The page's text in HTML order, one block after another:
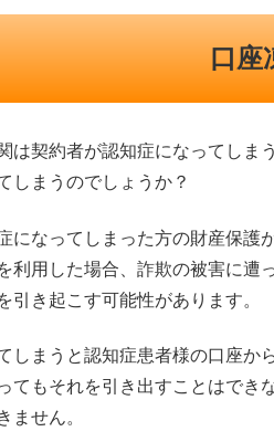
口座
は契約者が認知症になってしま
しまうのでしょうか？
になってしまった方の財産保護
利用した場合、詐欺の被害に遭
引き起こす可能性があります。
しまうと認知症患者様の口座か
てもそれを引き出すことはでき
ません。